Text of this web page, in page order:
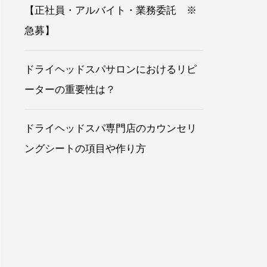
【正社員・アルバイト・業務委託 ※
急募】
ドライヘッドスパサロンにおけるリピ
ーターの重要性は？
ドライヘッドスパ専門店のカウンセリ
ングシートの項目や作り方